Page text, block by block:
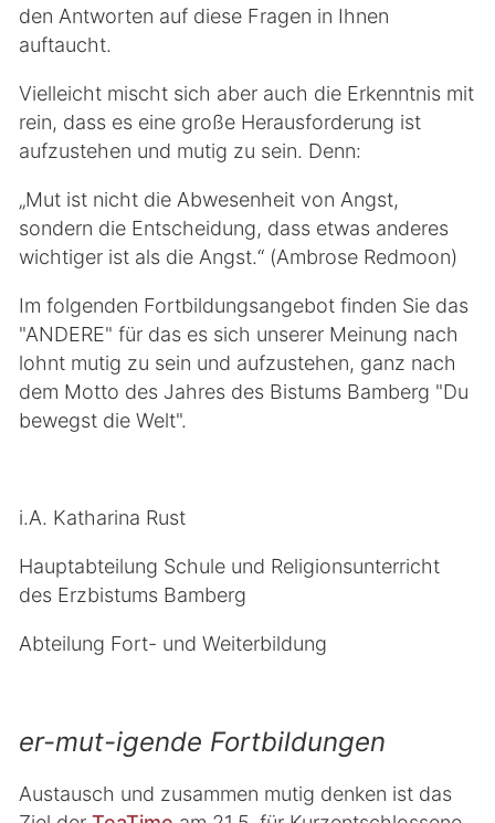
den Antworten auf diese Fragen in Ihnen
auftaucht.
Vielleicht mischt sich aber auch die Erkenntnis mit
rein, dass es eine große Herausforderung ist
aufzustehen und mutig zu sein. Denn:
„Mut ist nicht die Abwesenheit von Angst,
sondern die Entscheidung, dass etwas anderes
wichtiger ist als die Angst.“ (Ambrose Redmoon)
Im folgenden Fortbildungsangebot finden Sie das
"ANDERE" für das es sich unserer Meinung nach
lohnt mutig zu sein und aufzustehen, ganz nach
dem Motto des Jahres des Bistums Bamberg "Du
bewegst die Welt".
i.A. Katharina Rust
Hauptabteilung Schule und Religionsunterricht
des Erzbistums Bamberg
Abteilung Fort- und Weiterbildung
er-mut-igende Fortbildungen
Austausch und zusammen mutig denken ist das